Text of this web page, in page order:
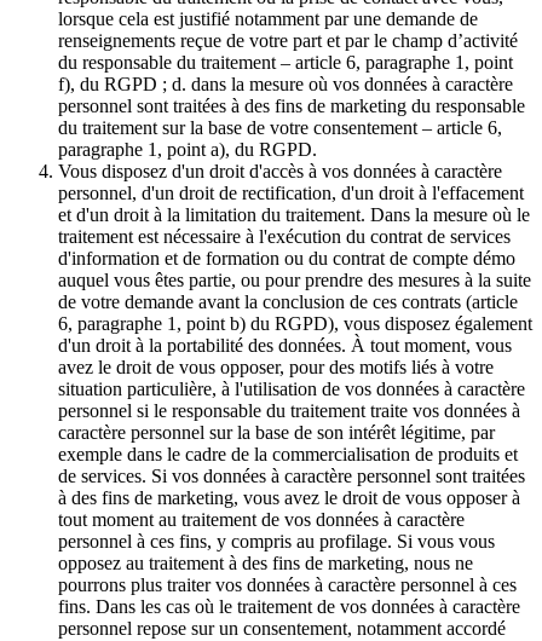
lorsque cela est justifié notamment par une demande de
renseignements reçue de votre part et par le champ d’activité
du responsable du traitement – article 6, paragraphe 1, point
f), du RGPD ; d. dans la mesure où vos données à caractère
personnel sont traitées à des fins de marketing du responsable
du traitement sur la base de votre consentement – article 6,
paragraphe 1, point a), du RGPD.
Vous disposez d'un droit d'accès à vos données à caractère
personnel, d'un droit de rectification, d'un droit à l'effacement
et d'un droit à la limitation du traitement. Dans la mesure où le
traitement est nécessaire à l'exécution du contrat de services
d'information et de formation ou du contrat de compte démo
auquel vous êtes partie, ou pour prendre des mesures à la suite
de votre demande avant la conclusion de ces contrats (article
6, paragraphe 1, point b) du RGPD), vous disposez également
d'un droit à la portabilité des données. À tout moment, vous
avez le droit de vous opposer, pour des motifs liés à votre
situation particulière, à l'utilisation de vos données à caractère
personnel si le responsable du traitement traite vos données à
caractère personnel sur la base de son intérêt légitime, par
exemple dans le cadre de la commercialisation de produits et
de services. Si vos données à caractère personnel sont traitées
à des fins de marketing, vous avez le droit de vous opposer à
tout moment au traitement de vos données à caractère
personnel à ces fins, y compris au profilage. Si vous vous
opposez au traitement à des fins de marketing, nous ne
pourrons plus traiter vos données à caractère personnel à ces
fins. Dans les cas où le traitement de vos données à caractère
personnel repose sur un consentement, notamment accordé